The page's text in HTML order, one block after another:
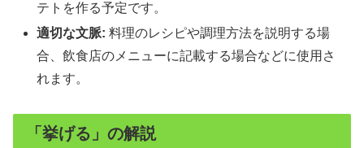
テトを作る予定です。
適切な文脈: 料理のレシピや調理方法を説明する場
合、飲食店のメニューに記載する場合などに使用さ
れます。
「挙げる」の解説